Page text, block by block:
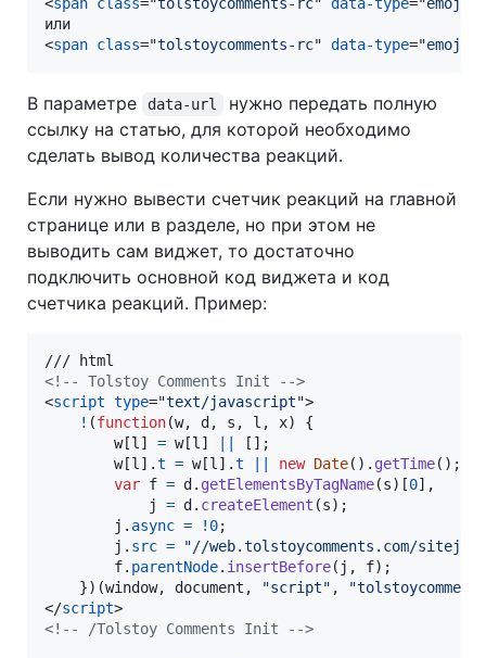
<span class="tolstoycomments-rc" data-type="emoji
В параметре data-url
нужно передать полную
ссылку на статью, для которой необходимо
сделать вывод количества реакций.
Если нужно вывести счетчик реакций на главной
странице или в разделе, но при этом не
выводить сам виджет, то достаточно
подключить основной код виджета и код
счетчика реакций. Пример:
<!-- Tolstoy Comments Init -->
<script type="text/javascript">
! (function(w, d , s , l , x)
{
w[l ] = w[l ] [ ] ;
w[l ] .t = w[l ] .t new Date( ) . getTime( ) ;
var f = d . getElementsByTagName(s) [0] ,
j
= d . createElement (s) ;
j . async = ! 0;
j . src =
"//web.tolstoycomments.com/
f. parentNode. insertBefore( j , f) ;
}) (window, document , "script" ,
</script>
<!-- /Tolstoy Comments Init -->